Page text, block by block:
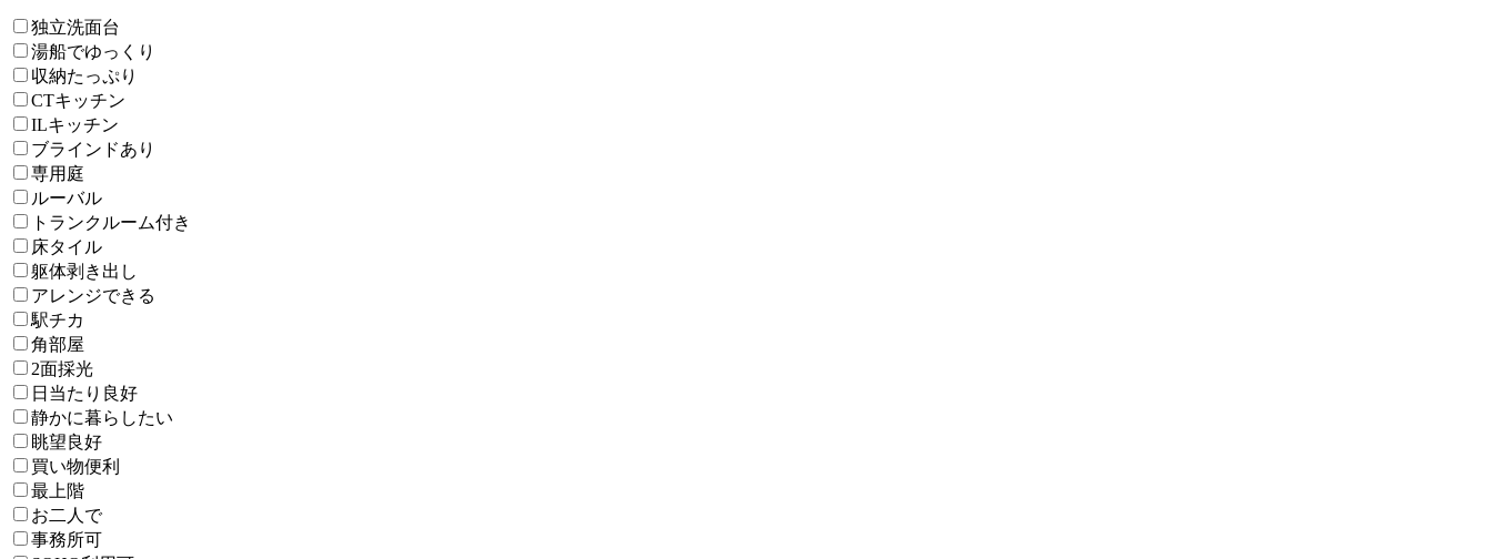
独立洗面台
湯船でゆっくり
収納たっぷり
CTキッチン
ILキッチン
ブラインドあり
専用庭
ルーバル
トランクルーム付き
床タイル
躯体剥き出し
アレンジできる
駅チカ
角部屋
2面採光
日当たり良好
静かに暮らしたい
眺望良好
買い物便利
最上階
お二人で
事務所可